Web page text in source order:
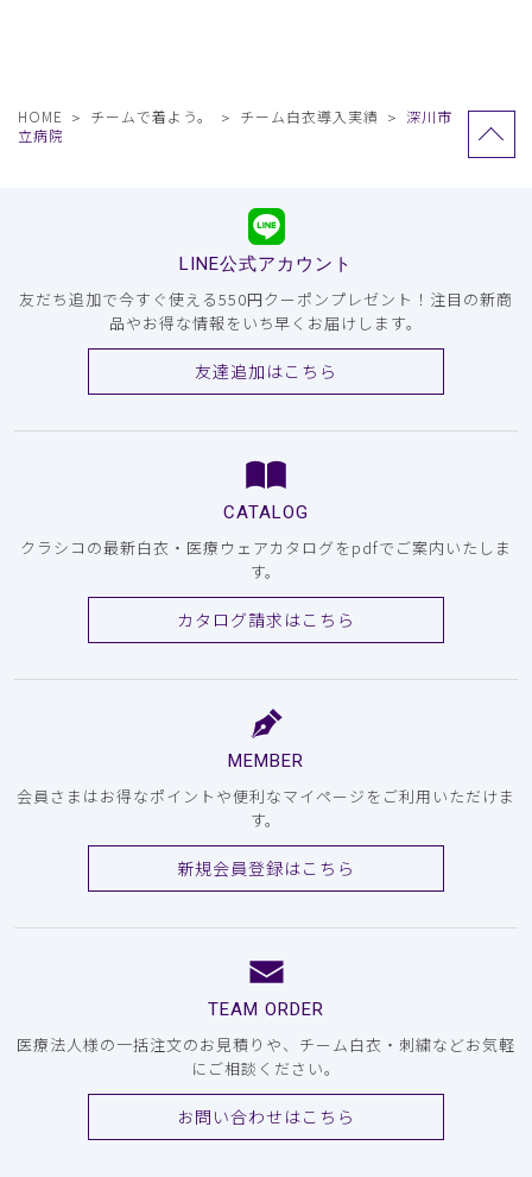
HOME チームで着よう。 チーム白衣導入実績
深川市
立病院
LINE公式アカウント
友だち追加で今すぐ使える550円クーポンプレゼント！注目の新商
品やお得な情報をいち早くお届けします。
友達追加はこちら
CATALOG
クラシコの最新白衣・医療ウェアカタログをpdfでご案内いたしま
す。
カタログ請求はこちら
MEMBER
会員さまはお得なポイントや便利なマイページをご利用いただけま
す。
新規会員登録はこちら
TEAM ORDER
医療法人様の一括注文のお見積りや、チーム白衣・刺繍などお気軽
にご相談ください。
お問い合わせはこちら